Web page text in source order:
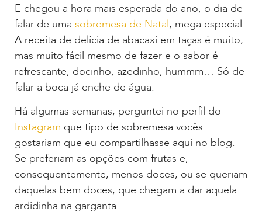
E chegou a hora mais esperada do ano, o dia de
falar de uma sobremesa de Natal, mega especial.
A receita de delícia de abacaxi em taças é muito,
mas muito fácil mesmo de fazer e o sabor é
refrescante, docinho, azedinho, hummm… Só de
falar a boca já enche de água.
Há algumas semanas, perguntei no perfil do
Instagram que tipo de sobremesa vocês
gostariam que eu compartilhasse aqui no blog.
Se preferiam as opções com frutas e,
consequentemente, menos doces, ou se queriam
daquelas bem doces, que chegam a dar aquela
ardidinha na garganta.